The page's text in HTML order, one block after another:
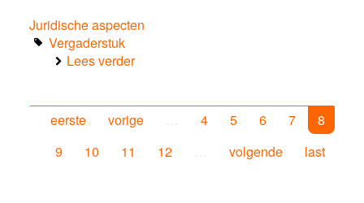
Juridische aspecten
Vergaderstuk
Lees verderover
verbeterpunten
Ronde
Tafel
eerste vorige … 4 5 6 7
8
9
10 11 12 … volgende last